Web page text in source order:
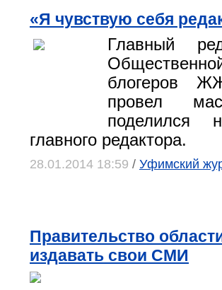
«Я чувствую себя
Главный
блогеров
провел
поделился
главного редактора.
28.01.2014 18:59 / Уфимский
Правительство
издавать свои СМИ